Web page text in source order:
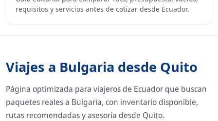
requisitos y servicios antes de cotizar desde Ecuador.
Viajes a Bulgaria desde Quito
Página optimizada para viajeros de Ecuador que buscan
paquetes reales a Bulgaria, con inventario disponible,
rutas recomendadas y asesoría desde Quito.